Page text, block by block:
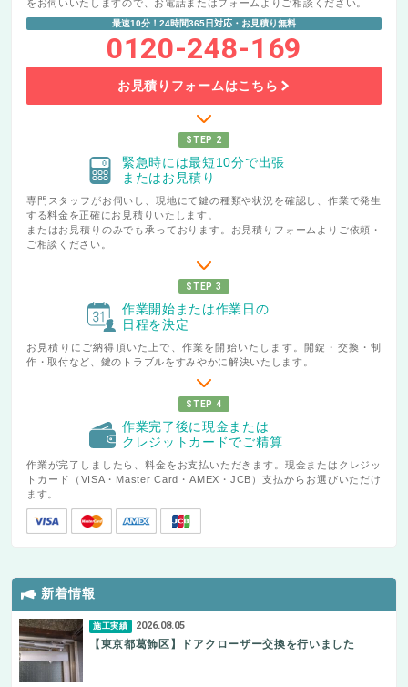
をお伺いいたしますので、お電話またはフォームよりご相談ください。
最速10分！24時間365日対応・お見積り無料
0120-248-169
お見積りフォームはこちら
STEP 2
緊急時には最短10分で出張
またはお見積り
専門スタッフがお伺いし、現地にて鍵の種類や状況を確認し、作業で発生
する料金を正確にお見積りいたします。
またはお見積りのみでも承っております。お見積りフォームよりご依頼・
ご相談ください。
STEP 3
作業開始または作業日の
日程を決定
お見積りにご納得頂いた上で、作業を開始いたします。開錠・交換・制
作・取付など、鍵のトラブルをすみやかに解決いたします。
STEP 4
作業完了後に現金または
クレジットカードでご精算
作業が完了しましたら、料金をお支払いただきます。現金またはクレジッ
トカード（VISA・Master Card・AMEX・JCB）支払からお選びいただけ
ます。
新着情報
施工実績 2026.08.05
【東京都葛飾区】ドアクローザー交換を行いました